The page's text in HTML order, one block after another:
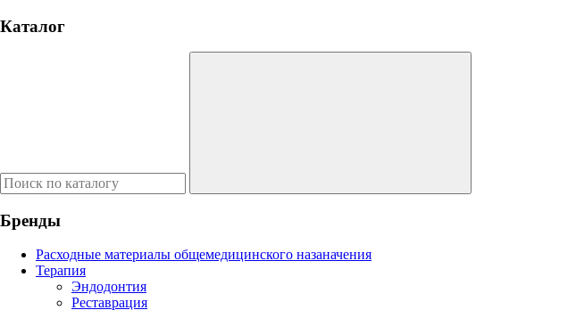
Каталог
Бренды
Расходные материалы общемедицинского назаначения
Терапия
Эндодонтия
Реставрация